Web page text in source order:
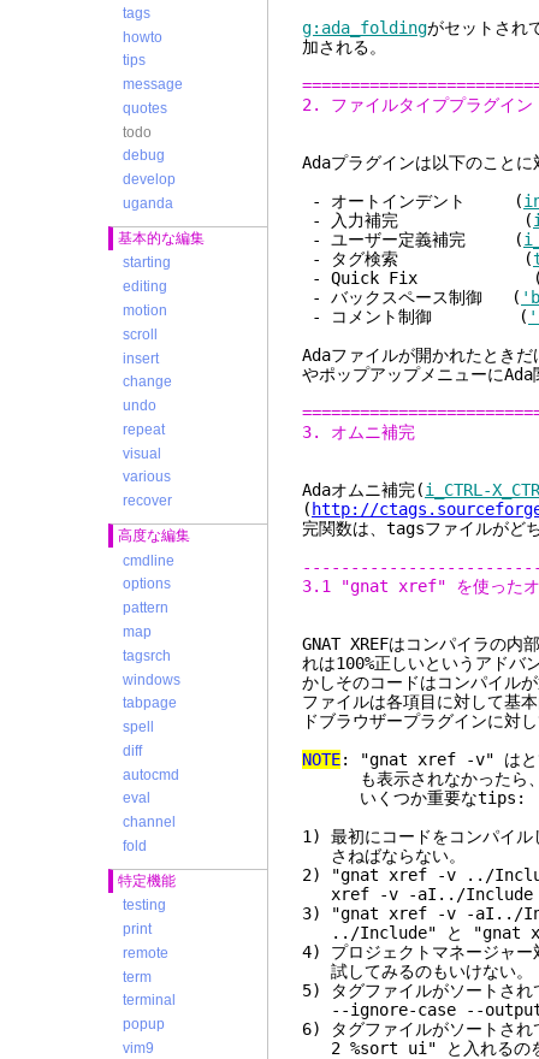
tags
howto
tips
message
quotes
todo
debug
develop
uganda
基本的な編集
starting
editing
motion
scroll
insert
change
undo
repeat
visual
various
recover
高度な編集
cmdline
options
pattern
map
tagsrch
windows
tabpage
spell
diff
autocmd
eval
channel
fold
特定機能
testing
print
remote
term
terminal
popup
vim9
g:ada_foldingがセットされ
加される。
2. ファイルタイププラグイン
Adaプラグインは以下のこと
- オートインデント (
- 入力補完 (
- ユーザー定義補完 (
- タグ検索 (
- Quick Fix
- バックスペース制御 (
- コメント制御 (
Adaファイルが開かれたとき
やポップアップメニューに
3. オムニ補完
Adaオムニ補完(i_CTRL-
( http://
完関数は、tagsファイルがど
3.1 "gnat xref" を使ったオ
GNAT XREFはコンパイラの
れは100%正しいというアドバ
かしそのコードはコンパイル
ファイルは各項目に対して基
ドブラウザープラグインに対
NOTE: "gnat xref -v" はとて
も表示されなかったら、
いくつか重要なtips:
1) 最初にコードをコンパイ
さねばならない。
2) "gnat xref -v ../Include/
xref -v -aI../Include
3) "gnat xref -v -aI../
../Include" と "gnat
4) プロジェクトマネージャ
試してみるのもいけない。
5) タグファイルがソートさ
--ignore-case --
6) タグファイルがソートされ
2 %sort ui" と入れるのを